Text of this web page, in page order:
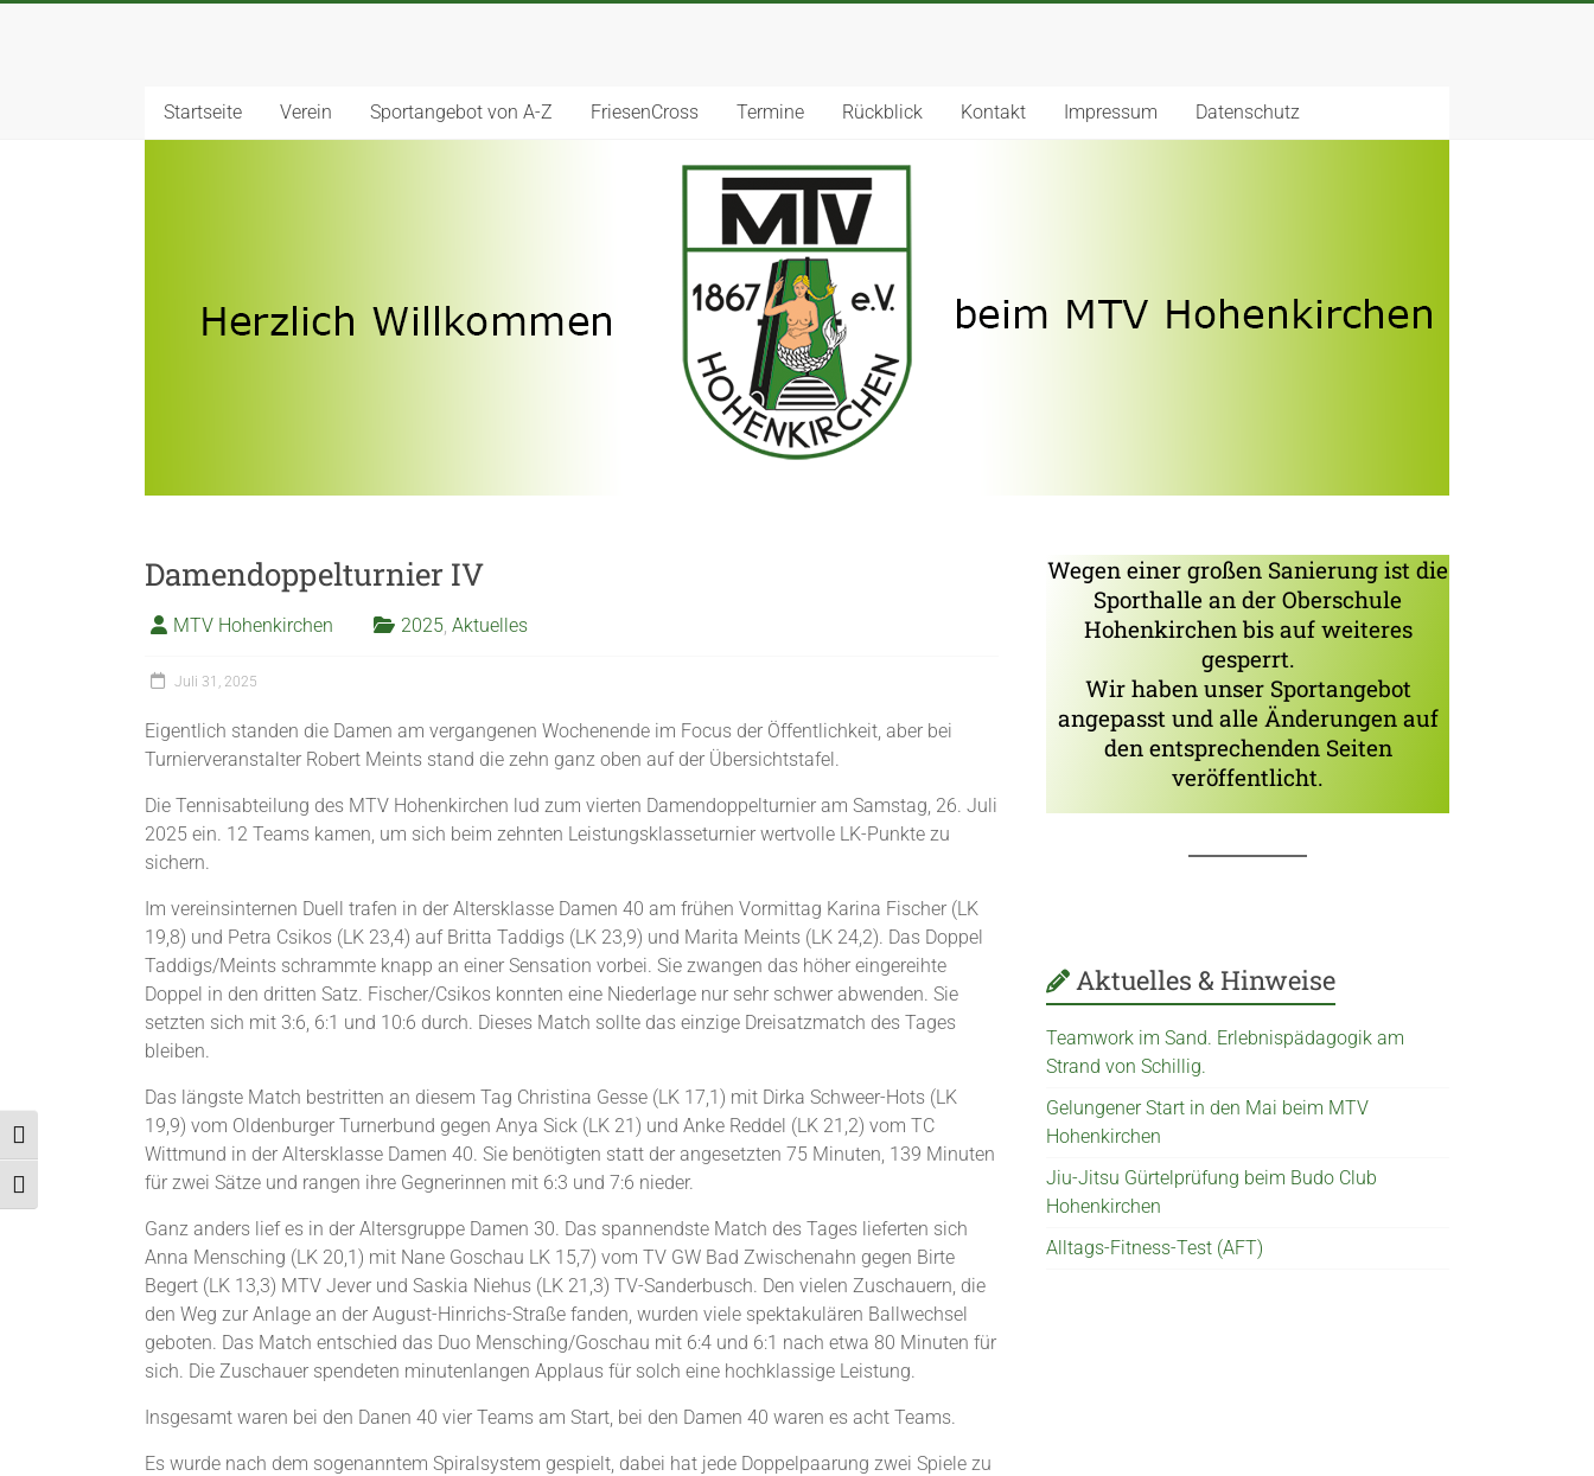
Umschalten auf hohe Kontraste
Schrift vergrößern
Startseite Verein Sportangebot von A-Z FriesenCross Termine Rückblick Kontakt Impressum Datenschutz
Damendoppelturnier IV
MTV Hohenkirchen 2025, Aktuelles
Juli 31, 2025
Eigentlich standen die Damen am vergangenen Wochenende im Focus der Öffentlichkeit, aber bei
Turnierveranstalter Robert Meints stand die zehn ganz oben auf der Übersichtstafel.
Die Tennisabteilung des MTV Hohenkirchen lud zum vierten Damendoppelturnier am Samstag, 26. Juli
2025 ein. 12 Teams kamen, um sich beim zehnten Leistungsklasseturnier wertvolle LK-Punkte zu
sichern.
Im vereinsinternen Duell trafen in der Altersklasse Damen 40 am frühen Vormittag Karina Fischer (LK
19,8) und Petra Csikos (LK 23,4) auf Britta Taddigs (LK 23,9) und Marita Meints (LK 24,2). Das Doppel
Taddigs/Meints schrammte knapp an einer Sensation vorbei. Sie zwangen das höher eingereihte
Doppel in den dritten Satz. Fischer/Csikos konnten eine Niederlage nur sehr schwer abwenden. Sie
setzten sich mit 3:6, 6:1 und 10:6 durch. Dieses Match sollte das einzige Dreisatzmatch des Tages
bleiben.
Das längste Match bestritten an diesem Tag Christina Gesse (LK 17,1) mit Dirka Schweer-Hots (LK
19,9) vom Oldenburger Turnerbund gegen Anya Sick (LK 21) und Anke Reddel (LK 21,2) vom TC
Wittmund in der Altersklasse Damen 40. Sie benötigten statt der angesetzten 75 Minuten, 139 Minuten
für zwei Sätze und rangen ihre Gegnerinnen mit 6:3 und 7:6 nieder.
Ganz anders lief es in der Altersgruppe Damen 30. Das spannendste Match des Tages lieferten sich
Anna Mensching (LK 20,1) mit Nane Goschau LK 15,7) vom TV GW Bad Zwischenahn gegen Birte
Begert (LK 13,3) MTV Jever und Saskia Niehus (LK 21,3) TV-Sanderbusch. Den vielen Zuschauern, die
den Weg zur Anlage an der August-Hinrichs-Straße fanden, wurden viele spektakulären Ballwechsel
geboten. Das Match entschied das Duo Mensching/Goschau mit 6:4 und 6:1 nach etwa 80 Minuten für
sich. Die Zuschauer spendeten minutenlangen Applaus für solch eine hochklassige Leistung.
Insgesamt waren bei den Danen 40 vier Teams am Start, bei den Damen 40 waren es acht Teams.
Es wurde nach dem sogenanntem Spiralsystem gespielt, dabei hat jede Doppelpaarung zwei Spiele zu
Wegen einer großen Sanierung ist die
Sporthalle an der Oberschule
Hohenkirchen bis auf weiteres
gesperrt.
Wir haben unser Sportangebot
angepasst und alle Änderungen auf
den entsprechenden Seiten
veröffentlicht.
Aktuelles & Hinweise
Teamwork im Sand. Erlebnispädagogik am
Strand von Schillig.
Gelungener Start in den Mai beim MTV
Hohenkirchen
Jiu-Jitsu Gürtelprüfung beim Budo Club
Hohenkirchen
Alltags-Fitness-Test (AFT)